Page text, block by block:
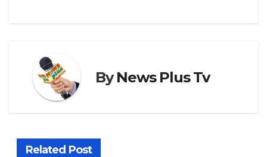
ByNews Plus Tv
Related Post